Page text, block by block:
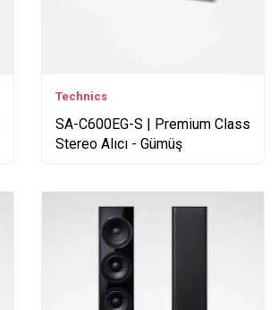
Technics
SA-C600EG-S | Premium Class
Stereo Alıcı - Gümüş